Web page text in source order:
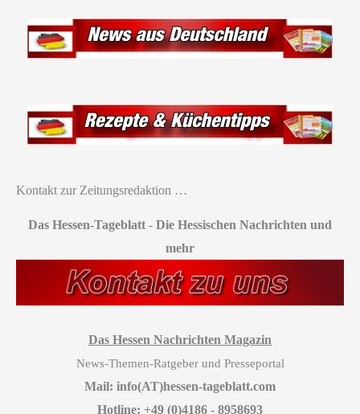
Kontakt zur Zeitungsredaktion …
Das Hessen-Tageblatt - Die Hessischen Nachrichten und
mehr
Das Hessen Nachrichten Magazin
News-Themen-Ratgeber und Presseportal
Mail: info(AT)hessen-tageblatt.com
Hotline: +49 (0)4186 - 8958693